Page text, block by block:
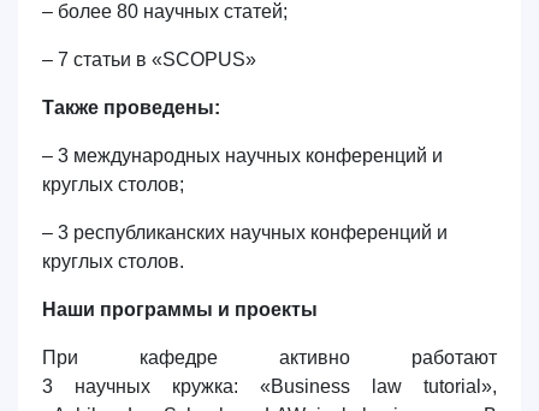
– более 80 научных статей;
– 7 статьи в «SCOPUS»
Также проведены:
– 3 международных научных конференций и
круглых столов;
– 3 республиканских научных конференций и
круглых столов.
Наши программы и проекты
При кафедре активно работают
3 научных кружка: «Business law tutorial»,